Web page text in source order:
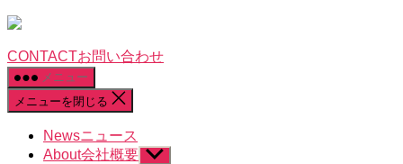
CONTACTお問い合わせ
メニュー
メニューを閉じる
Newsニュース
About会社概要 サ